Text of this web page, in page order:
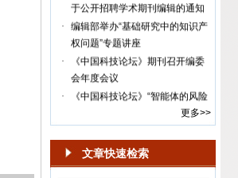
编辑部举办“基础研究中的知识产
权问题”专题讲座
《中国科技论坛》期刊召开编委
会年度会议
《中国科技论坛》“智能体的风险
与治理”专栏征稿启事
编辑部举办“科学学发展回顾”专
新一届《中国科技论坛》期刊顾
问委员会年度会议召开
更多>>
文章快速检索